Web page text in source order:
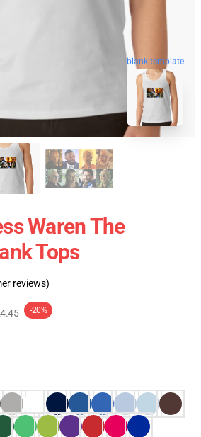
blank template
Waren The
Tops
reviews)
-20%